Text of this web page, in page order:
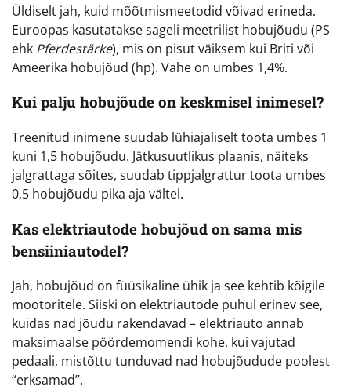
Üldiselt jah, kuid mõõtmismeetodid võivad erineda.
Euroopas kasutatakse sageli meetrilist hobujõudu (PS
ehk Pferdestärke), mis on pisut väiksem kui Briti või
Ameerika hobujõud (hp). Vahe on umbes 1,4%.
Kui palju hobujõude on keskmisel inimesel?
Treenitud inimene suudab lühiajaliselt toota umbes 1
kuni 1,5 hobujõudu. Jätkusuutlikus plaanis, näiteks
jalgrattaga sõites, suudab tippjalgrattur toota umbes
0,5 hobujõudu pika aja vältel.
Kas elektriautode hobujõud on sama mis
bensiiniautodel?
Jah, hobujõud on füüsikaline ühik ja see kehtib kõigile
mootoritele. Siiski on elektriautode puhul erinev see,
kuidas nad jõudu rakendavad – elektriauto annab
maksimaalse pöördemomendi kohe, kui vajutad
pedaali, mistõttu tunduvad nad hobujõudude poolest
“erksamad”.